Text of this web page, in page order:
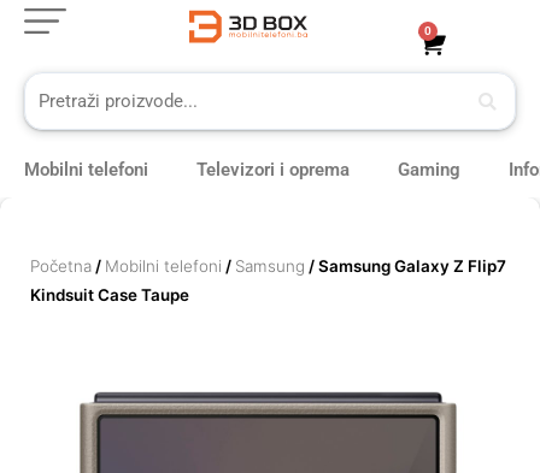
Skip
content
0
Cart
Mobilni telefoni Televizori i oprema Gaming
Početna / Mobilni telefoni / Samsung / Samsung Galaxy Z Flip7
Kindsuit Case Taupe